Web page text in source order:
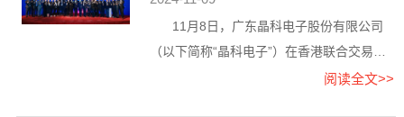
立于2005年，秉承“弘扬行业精神、讴歌英
雄人物、探索新知前沿”的“月桂精神”，旨在
11月8日，广东晶科电子股份有限公司
（以下简称“晶科电子”）在香港联合交易所
主板挂牌上市。公司董事长兼总裁肖国伟，
阅读全文>>